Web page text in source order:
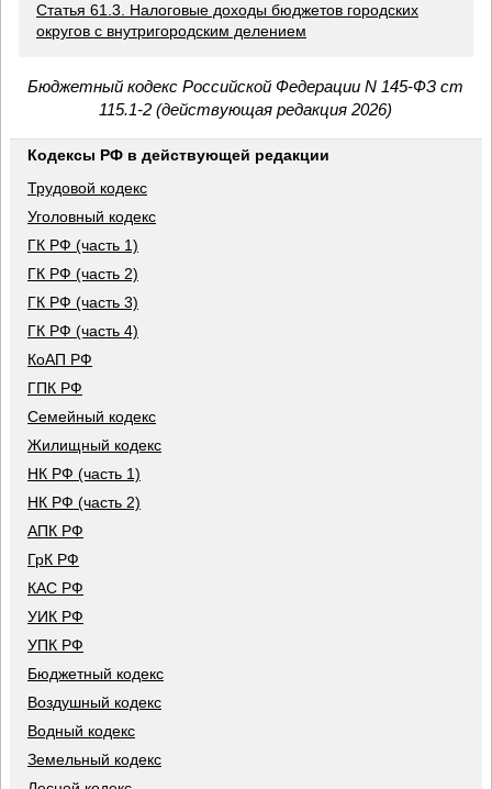
Статья 61.3. Налоговые доходы бюджетов городских
округов с внутригородским делением
Бюджетный кодекс Российской Федерации N 145-ФЗ ст
115.1-2 (действующая редакция 2026)
Кодексы РФ в действующей редакции
Трудовой кодекс
Уголовный кодекс
ГК РФ (часть 1)
ГК РФ (часть 2)
ГК РФ (часть 3)
ГК РФ (часть 4)
КоАП РФ
ГПК РФ
Семейный кодекс
Жилищный кодекс
НК РФ (часть 1)
НК РФ (часть 2)
АПК РФ
ГрК РФ
КАС РФ
УИК РФ
УПК РФ
Бюджетный кодекс
Воздушный кодекс
Водный кодекс
Земельный кодекс